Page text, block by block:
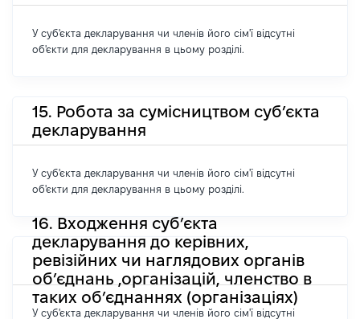
У суб'єкта декларування чи членів його сім'ї відсутні
об'єкти для декларування в цьому розділі.
15. Робота за сумісництвом суб’єкта
декларування
У суб'єкта декларування чи членів його сім'ї відсутні
об'єкти для декларування в цьому розділі.
16. Входження суб’єкта
декларування до керівних,
ревізійних чи наглядових органів
об’єднань ,організацій, членство в
таких об’єднаннях (організаціях)
У суб'єкта декларування чи членів його сім'ї відсутні